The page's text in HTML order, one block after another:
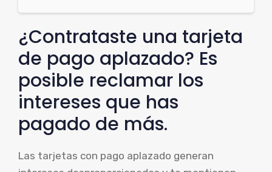
¿Contrataste una tarjeta
de pago aplazado? Es
posible reclamar los
intereses que has
pagado de más.
Las tarjetas con pago aplazado generan